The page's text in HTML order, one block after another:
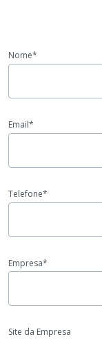
Nome*
Email*
Telefone*
Empresa*
Site da Empresa